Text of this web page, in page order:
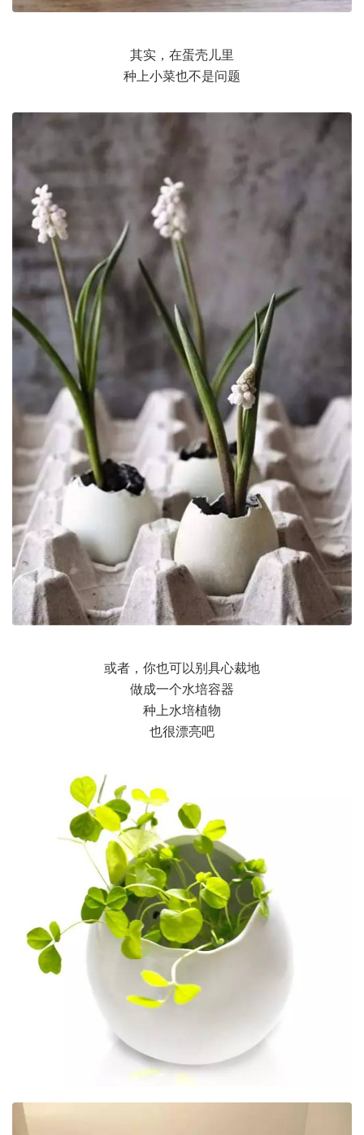
其实，在蛋壳儿里
种上小菜也不是问题
或者，你也可以别具心裁地
做成一个水培容器
种上水培植物
也很漂亮吧